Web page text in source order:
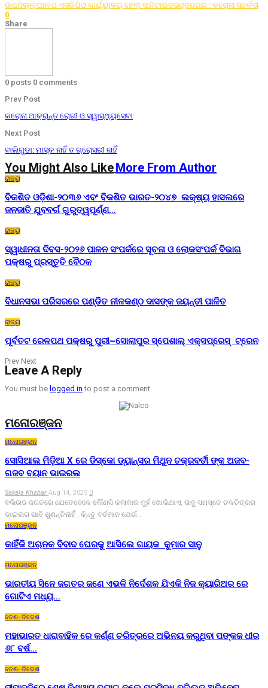
ଉପଜିଲ୍ଲାପାଳ ଓ ଏସଡିପିଓ କାର୍ଯ୍ୟାଳୟ ହେଲା ସାନିଟାଇଜଭଞ୍ଜନଗର : କରୋନା ସତର୍କତା
0
Share
0 posts 0 comments
Prev Post
କରୋନା ଆକ୍ରାନ୍ତ ରୋଗୀ ଓ ସ୍ୱାସ୍ଥ୍ୟସେବା
Next Post
ବାଲିଗୁଡା: ମାସ୍କ ନାହିଁ ତ ଗ୍ରୋସରୀ ନାହିଁ
You Might Also LikeMore From Author
ରାଜ୍ୟ
ବିକଶିତ ଓଡ଼ିଶା-୨୦୩୬ ଏବଂ ବିକଶିତ ଭାରତ-୨୦୪୭ ଲକ୍ଷ୍ୟ ହାସଲରେ
ଜନଜାତି ଯୁବବର୍ଗ ଗୁରୁତ୍ୱପୂର୍ଣ୍ଣ…
ରାଜ୍ୟ
ସ୍ୱାଧୀନତା ଦିବସ-୨୦୨୬ ପାଳନ ସଂପର୍କରେ ସୂଚନା ଓ ଲୋକସଂପର୍କ ବିଭାଗ
ପକ୍ଷରୁ ପ୍ରସ୍ତୁତି ବୈଠକ
ରାଜ୍ୟ
ବିଧାନସଭା ପରିସରରେ ପଣ୍ଡିତ ନୀଳକଣ୍ଠ ଦାସଙ୍କ ଜୟନ୍ତୀ ପାଳିତ
ରାଜ୍ୟ
ପୂର୍ବତଟ ରେଳପଥ ପକ୍ଷରୁ ପୁରୀ–ସୋଲାପୁର ସ୍ପେଶାଲ୍ ଏକ୍ସପ୍ରେସ୍ ଟ୍ରେନ
Prev Next
Leave A Reply
You must be logged in to post a comment.
ମନୋରଞ୍ଜନ
ମନୋରଞ୍ଜନ
ସୋସିଆଲ ମିଡ଼ିଆ X ରେ ଡିସ୍କୋ ଡ୍ୟାନ୍ସର ମିଥୁନ ଚକ୍ରବର୍ତୀ ଙ୍କ ଅଜବ-
ଗଜବ ବୟାନ ଭାଇରଲ
Sakala Khabar Aug 14, 2025 0
ବଲିଉଡ ଜଗତରେ ଯେତେବେଳେ କୌଣସି କଳାକାର ମୁହଁ ଖୋଲିଥାଏ, ତାକୁ ସମସ୍ତେ ଚଳଚିତ୍ରର
ଡାଇଲଗ ଭାବି ଶୁଣନ୍ତିନାହିଁ , କିନ୍ତୁ ବର୍ତମାନ ଯେଉଁ…
ମନୋରଞ୍ଜନ
କାହିଁକି ଅଚାନକ ବିବାଦ ଘେରକୁ ଆସିଲେ ଗାୟକ କୁମାର ସାନୁ
ମନୋରଞ୍ଜନ
ଭାରତୀୟ ସିନେ ଜଗତର ଜଣେ ଏଭଳି ନିର୍ଦେଶକ ଯିଏକି ନିଜ କ୍ୟାରିଅର ରେ
ଗୋଟିଏ ମଧ୍ୟ…
ଦେଶ- ବିଦେଶ
ମହାଭାରତ ଧାରାବାହିକ ରେ କର୍ଣ୍ଣ ଚରିତ୍ରରେ ଅଭିନୟ କରୁଥିବା ପଙ୍କଜ ଧୀର
୬୮ ବର୍ଷ…
ଦେଶ- ବିଦେଶ